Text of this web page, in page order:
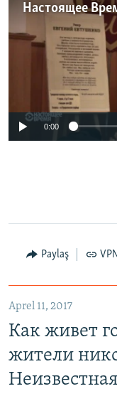
Настоящее
No media
0:00
Paylaş
Aprel 11, 2017
Как живет
жители